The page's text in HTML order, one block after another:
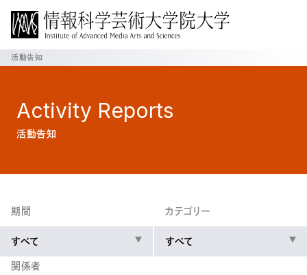
活動告知
Activity Reports
活動告知
期間
すべて
カテゴリー
すべて
関係者